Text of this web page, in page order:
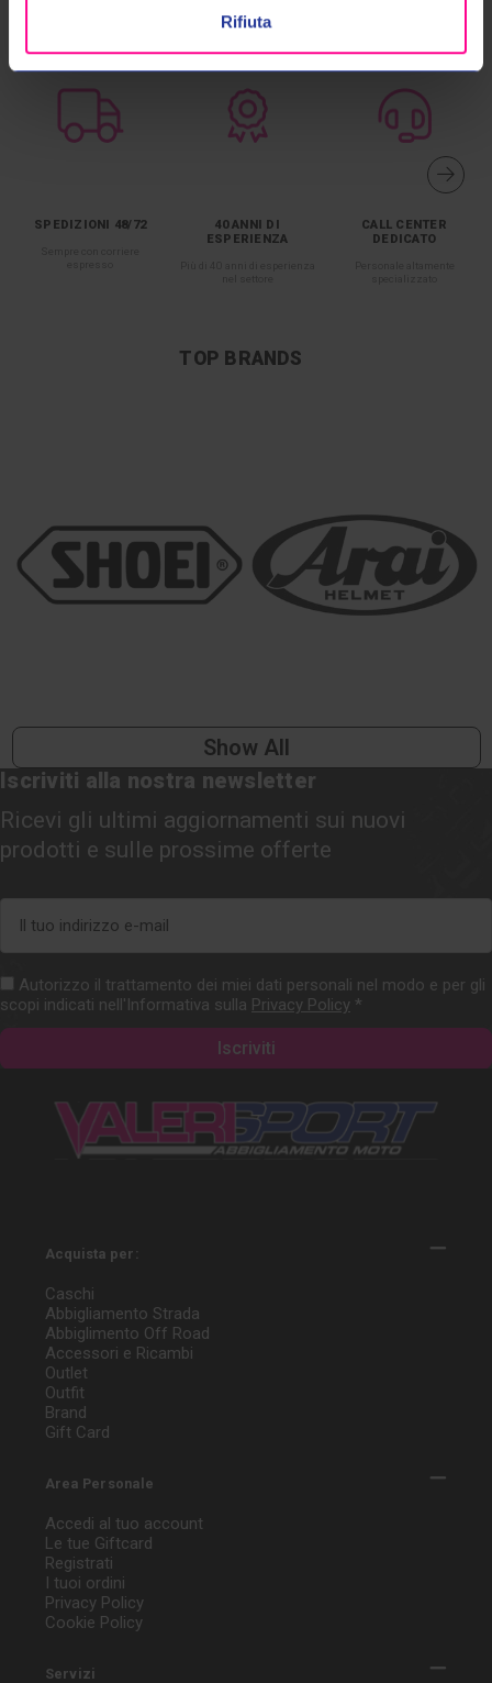
Rifiuta
SPEDIZIONI 48/72
40 ANNI DI
ESPERIENZA
CALL CENTER
DEDICATO
TOP BRANDS
Show All
Iscriviti alla nostra newsletter
Ricevi gli ultimi aggiornamenti sui nuovi
prodotti e sulle prossime offerte
mail
Autorizzo il trattamento dei miei dati personali nel modo e per gli
scopi indicati nell'Informativa sulla Privacy Policy *
Acquista per:
Caschi
Abbigliamento Strada
Abbiglimento Off Road
Accessori e Ricambi
Outlet
Outfit
Brand
Gift Card
Area Personale
Accedi al tuo account
Le tue Giftcard
Registrati
I tuoi ordini
Privacy Policy
Cookie Policy
Servizi